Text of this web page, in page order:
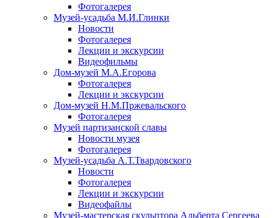
Фотогалерея
Музей-усадьба М.И.Глинки
Новости
Фотогалерея
Лекции и экскурсии
Видеофильмы
Дом-музей М.А.Егорова
Фотогалерея
Лекции и экскурсии
Дом-музей Н.М.Пржевальского
Фотогалерея
Музей партизанской славы
Новости музея
Фотогалерея
Музей-усадьба А.Т.Твардовского
Новости
Фотогалерея
Лекции и экскурсии
Видеофайлы
Музей-мастерская скульптора Альберта Сергеева